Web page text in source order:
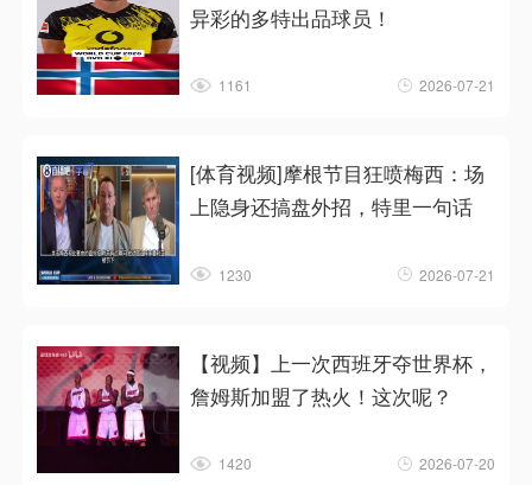
异彩的多特出品球员！
1161 2026-07-21
[体育视频]摩根节目狂喷梅西：场
上隐身还搞盘外招，特里一句话
1230 2026-07-21
【视频】上一次西班牙夺世界杯，
詹姆斯加盟了热火！这次呢？
1420 2026-07-20